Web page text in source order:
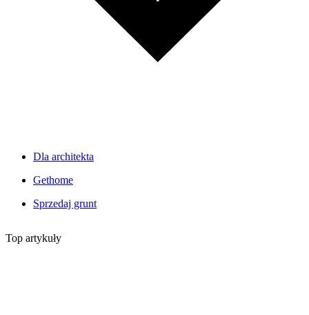
Dla architekta
Gethome
Sprzedaj grunt
Top artykuły